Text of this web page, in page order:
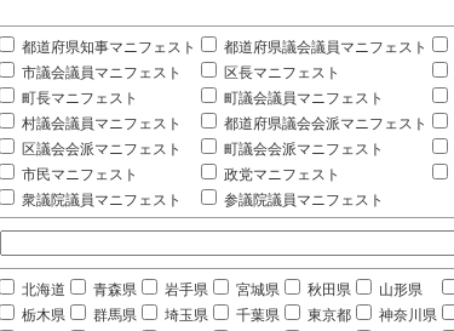
都道府県知事マニフェスト 都道府県議会議員マニフェスト
市議会議員マニフェスト
区長マニフェスト
町長マニフェスト
町議会議員マニフェスト
村議会議員マニフェスト
都道府県議会会派マニフェスト
区議会会派マニフェスト
町議会会派マニフェスト
市民マニフェスト
政党マニフェスト
衆議院議員マニフェスト
参議院議員マニフェスト
北海道 青森県 岩手県 宮城県 秋田県 山形県
栃木県
群馬県 埼玉県 千葉県 東京都 神奈川県